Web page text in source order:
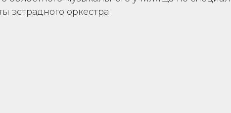
эстрадного оркестра